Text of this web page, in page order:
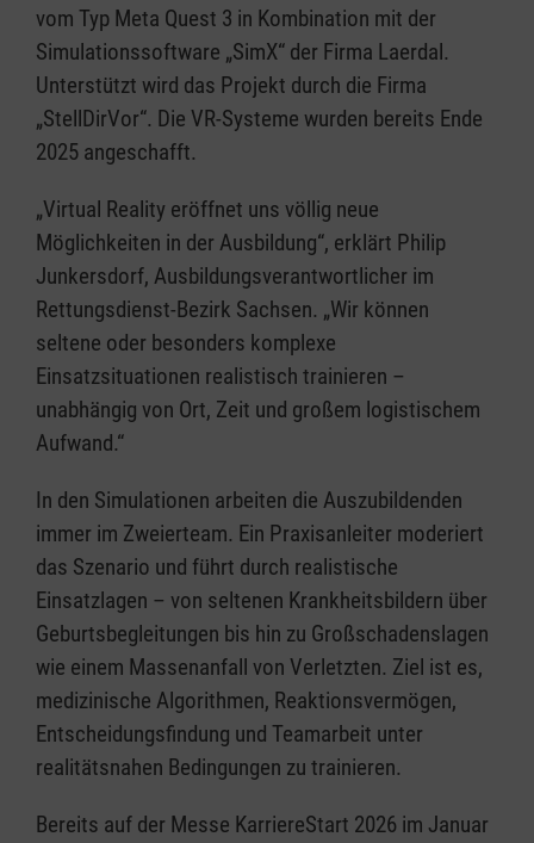
vom Typ Meta Quest 3 in Kombination mit der
Simulationssoftware „SimX“ der Firma Laerdal.
Unterstützt wird das Projekt durch die Firma
„StellDirVor“. Die VR-Systeme wurden bereits Ende
2025 angeschafft.
„Virtual Reality eröffnet uns völlig neue
Möglichkeiten in der Ausbildung“, erklärt Philip
Junkersdorf, Ausbildungsverantwortlicher im
Rettungsdienst-Bezirk Sachsen. „Wir können
seltene oder besonders komplexe
Einsatzsituationen realistisch trainieren –
unabhängig von Ort, Zeit und großem logistischem
Aufwand.“
In den Simulationen arbeiten die Auszubildenden
immer im Zweierteam. Ein Praxisanleiter moderiert
das Szenario und führt durch realistische
Einsatzlagen – von seltenen Krankheitsbildern über
Geburtsbegleitungen bis hin zu Großschadenslagen
wie einem Massenanfall von Verletzten. Ziel ist es,
medizinische Algorithmen, Reaktionsvermögen,
Entscheidungsfindung und Teamarbeit unter
realitätsnahen Bedingungen zu trainieren.
Bereits auf der Messe KarriereStart 2026 im Januar